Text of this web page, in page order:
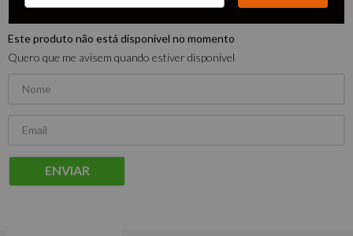
Este produto não está disponível no momento
Quero que me avisem quando estiver disponível
ENVIAR